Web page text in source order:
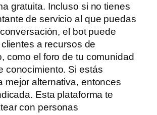
gratuita. Incluso si no tienes
de servicio al que puedas
el bot puede
a recursos de
como el foro de tu comunidad
conocimiento. Si estás
mejor alternativa, entonces
Esta plataforma te
con personas